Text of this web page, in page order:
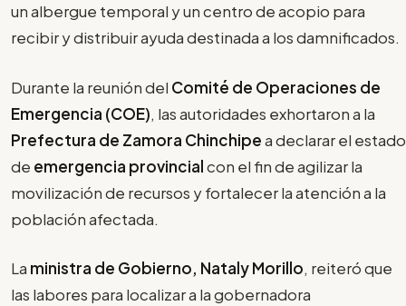
un albergue temporal y un centro de acopio para
recibir y distribuir ayuda destinada a los damnificados.
Durante la reunión del Comité de Operaciones de
Emergencia (COE), las autoridades exhortaron a la
Prefectura de Zamora Chinchipea declarar el estado
de emergencia provincialcon el fin de agilizar la
movilización de recursos y fortalecer la atención a la
población afectada.
La ministra de Gobierno, Nataly Morillo, reiteró que
las labores para localizar a la gobernadora